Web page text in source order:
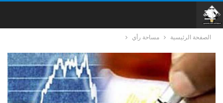
الصفحة الرئيسية مساحة رأي